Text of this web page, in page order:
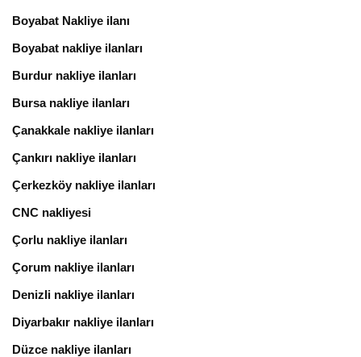
Boyabat Nakliye ilanı
Boyabat nakliye ilanları
Burdur nakliye ilanları
Bursa nakliye ilanları
Çanakkale nakliye ilanları
Çankırı nakliye ilanları
Çerkezköy nakliye ilanları
CNC nakliyesi
Çorlu nakliye ilanları
Çorum nakliye ilanları
Denizli nakliye ilanları
Diyarbakır nakliye ilanları
Düzce nakliye ilanları